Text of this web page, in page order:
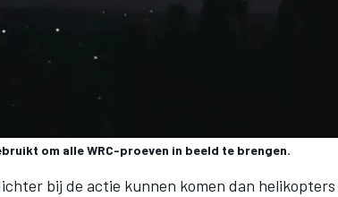
om alle WRC-proeven in beeld te brengen.
bij de actie kunnen komen dan